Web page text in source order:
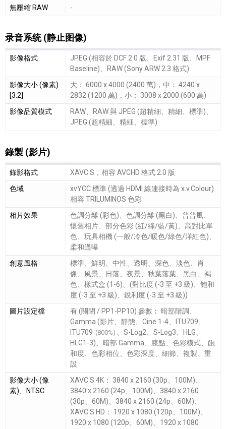
無壓縮 RAW
-
录音系统 (静止图像)
录音系统 (静止图像)細節敘述
影像格式
JPEG (相容於 DCF 2.0 版、Exif 2.31 版、MPF
Baseline)、RAW (Sony ARW 2.3 格式)
影像大小 (像素)
[3:2]
大： 6000 x 4000 (2400 萬)，中： 4240 x
2832 (1200 萬)，小： 3008 x 2000 (600 萬)
影像品質模式
RAW、RAW 與 JPEG (超精細、精細、標準)、
JPEG (超精細、精細、標準)
錄製 (影片)
錄製 (影片)細節敘述
錄影格式
XAVC S，相容 AVCHD 格式 2.0 版
色域
xvYCC 標準 (透過 HDMI 線連接時為 x.v.Colour)
相容 TRILUMINOS 色彩
相片效果
色調分離 (彩色)、色調分離 (黑白)、普普風、
懷舊相片、部分色彩 (紅/綠/藍/黃)、高對比單
色、玩具相機 (一般/冷色/暖色/綠色/洋紅色)、
柔和過曝
創意風格
標準、鮮明、中性、透明、深色、淡色、肖
像、風景、日落、夜景、秋葉落葉、黑白、褐
色、樣式盒 (1-6)、(對比度 (-3 至 +3 級)、飽和
度 (-3 至 +3 級)、銳利度 (-3 至 +3 級))
圖片設定檔
有 (關閉 / PP1-PP10) 參數︰ 暗部階調、
Gamma (影片、靜態、Cine 1-4、ITU709、
ITU709 (800%)
、S-Log2、S-Log3、HLG、
HLG1-3)、暗部 Gamma、膝點、色彩模式、飽
和度、色彩相位、色彩深度、細節、複製、重
設
影像大小 (像
素)、NTSC
XAVC S 4K： 3840 x 2160 (30p、100M)、
3840 x 2160 (24p、100M)、3840 x 2160
(30p、60M)、3840 x 2160 (24p、60M)、
XAVC S HD： 1920 x 1080 (120p、100M)、
1920 x 1080 (120p、60M)、1920 x 1080